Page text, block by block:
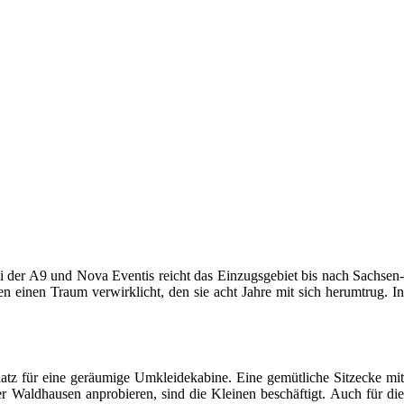
A9 und Nova Eventis reicht das Einzugsgebiet bis nach Sachsen-
einen Traum verwirklicht, den sie acht Jahre mit sich herumtrug. In
für eine geräumige Umkleidekabine. Eine gemütliche Sitzecke mit
anprobieren, sind die Kleinen beschäftigt. Auch für die